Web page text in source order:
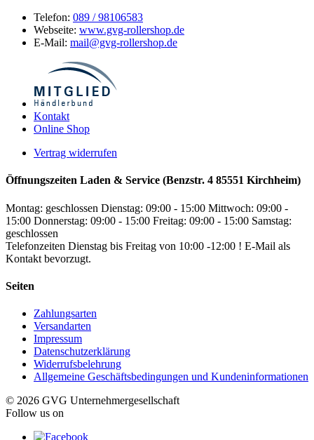
Telefon: 089 / 98106583
Webseite: www.gvg-rollershop.de
E-Mail: mail@gvg-rollershop.de
Kontakt
Online Shop
Vertrag widerrufen
Öffnungszeiten Laden & Service (Benzstr. 4 85551 Kirchheim)
Montag: geschlossen Dienstag: 09:00 - 15:00 Mittwoch: 09:00 -
15:00 Donnerstag: 09:00 - 15:00 Freitag: 09:00 - 15:00 Samstag:
geschlossen
Telefonzeiten Dienstag bis Freitag von 10:00 -12:00 ! E-Mail als
Kontakt bevorzugt.
Seiten
Zahlungsarten
Versandarten
Impressum
Datenschutzerklärung
Widerrufsbelehrung
Allgemeine Geschäftsbedingungen und Kundeninformationen
© 2026 GVG Unternehmergesellschaft
Follow us on